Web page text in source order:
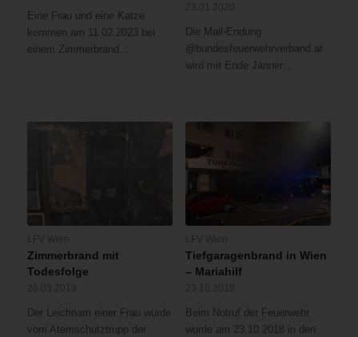
Eine Frau und eine Katze
kommen am 11.02.2023 bei
einem Zimmerbrand…
Die Mail-Endung
@bundesfeuerwehrverband.at
wird mit Ende Jänner…
Zimmerbrand mit
Todesfolge
Der Leichnam einer Frau wurde
vom Atemschutztrupp der
Tiefgaragenbrand in Wien
– Mariahilf
Beim Notruf der Feuerwehr
wurde am 23.10.2018 in den